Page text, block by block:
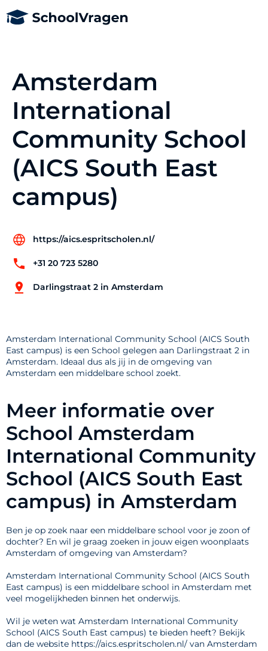
Amsterdam
International
Community School
(AICS South East
campus)
https://aics.espritscholen.nl/
+31 20 723 5280
Darlingstraat 2 in Amsterdam
Amsterdam International Community School (AICS South
East campus) is een School gelegen aan Darlingstraat 2 in
Amsterdam. Ideaal dus als jij in de omgeving van
Amsterdam een middelbare school zoekt.
Meer informatie over
School Amsterdam
International Community
School (AICS South East
campus) in Amsterdam
Ben je op zoek naar een middelbare school voor je zoon of
dochter? En wil je graag zoeken in jouw eigen woonplaats
Amsterdam of omgeving van Amsterdam?
Amsterdam International Community School (AICS South
East campus) is een middelbare school in Amsterdam met
veel mogelijkheden binnen het onderwijs.
Wil je weten wat Amsterdam International Community
School (AICS South East campus) te bieden heeft? Bekijk
dan de website https://aics.espritscholen.nl/ van Amsterdam